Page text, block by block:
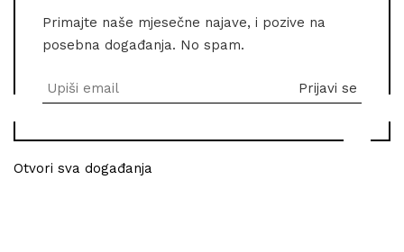
Primajte naše mjesečne najave, i pozive na
posebna događanja. No spam.
Otvori sva događanja